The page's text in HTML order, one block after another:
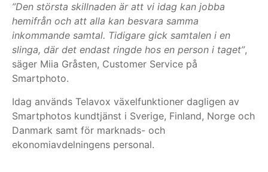
”Den största skillnaden är att vi idag kan jobba
hemifrån och att alla kan besvara samma
inkommande samtal. Tidigare gick samtalen i en
slinga, där det endast ringde hos en person i taget”,
säger Miia Gråsten, Customer Service på
Smartphoto.
Idag används Telavox växelfunktioner dagligen av
Smartphotos kundtjänst i Sverige, Finland, Norge och
Danmark samt för marknads- och
ekonomiavdelningens personal.